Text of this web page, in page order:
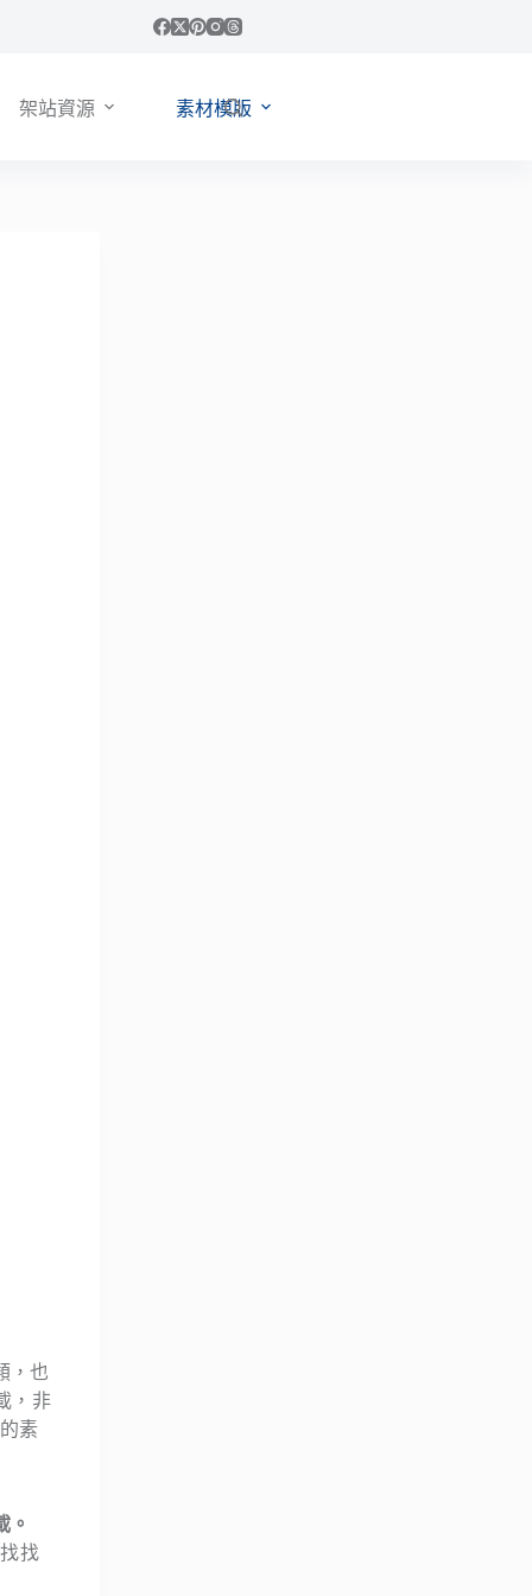
架站資源 素材模版
，也
，非
素
。
找